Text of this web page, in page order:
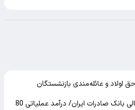
اولاد و عائله‌مندی بازنشستگان
تغییر مثبت در عملکرد مالی بانک صادرات ایران/ درآمد عملیاتی 80